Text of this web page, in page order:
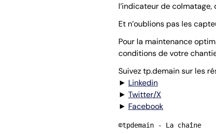
l’indicateur de
Et n’oublions pas les
Pour la maintenance
conditions de votre
Suivez tp.demain sur les
► Linkedin
► Twitter/X
► Facebook
©tpdemain - La chaîne